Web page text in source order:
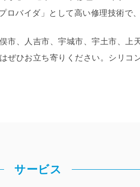
バイダ」として高い修理技術で
、人吉市、宇城市、宇土市、上
ひお立ち寄りください。シリコ
サービス